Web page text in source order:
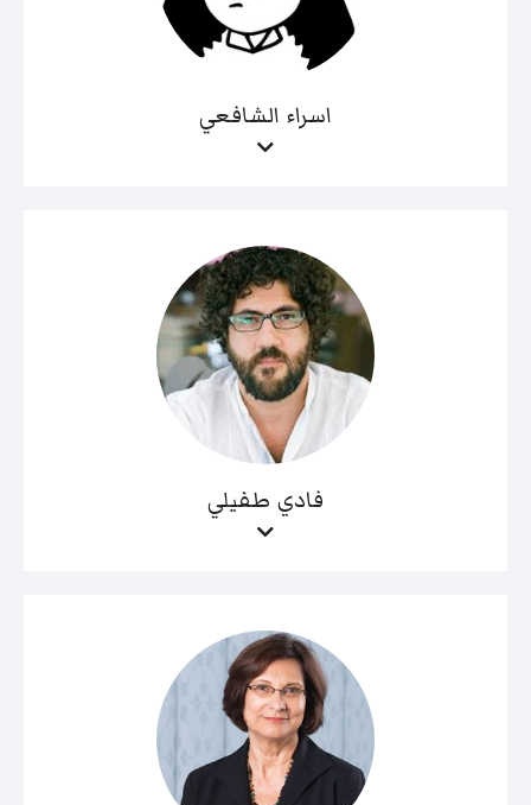
اسراء الشافعي
فادي طفيلي